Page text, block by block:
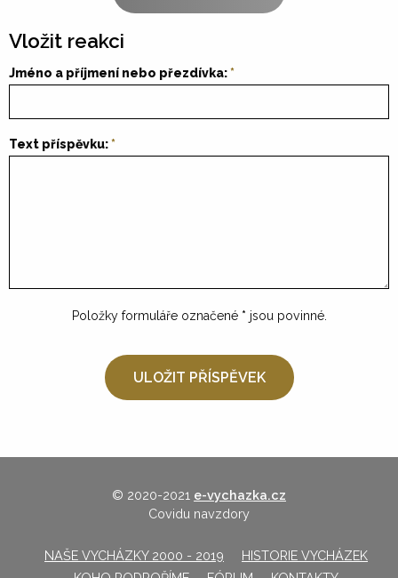
Vložit reakci
Jméno a příjmení nebo přezdívka:
Text příspěvku:
Položky formuláře označené * jsou povinné.
© 2020-2021 e-vychazka.cz
Covidu navzdory
NAŠE VYCHÁZKY 2000 - 2019
HISTORIE VYCHÁZEK